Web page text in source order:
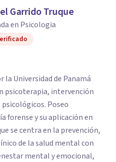
Garrido Truque
en Psicologia
la Universidad de Panamá
psicoterapia, intervención
Poseo
forense y su aplicación en
se centra en la prevención,
de la salud mental con
mental y emocional,